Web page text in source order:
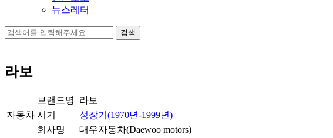
뉴스레터
검
라보
자동차
브랜드명
라보
시기
성장기(1970년-1999년)
회사명
대우자동차(Daewoo motors)